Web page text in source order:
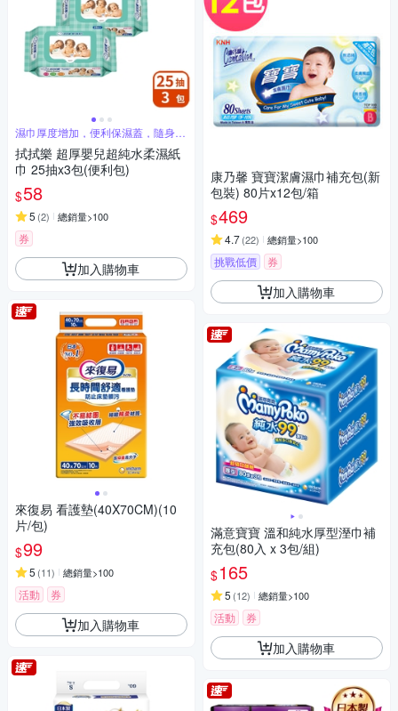
濕巾厚度增加，便利保濕蓋，隨身攜
帶好方便
拭拭樂 超厚嬰兒超純水柔濕紙
巾 25抽x3包(便利包)
$58
5 (2) 總銷量>100
券
加入購物車
來復易 看護墊(40X70CM)(10
片/包)
$99
5 (11) 總銷量>100
活動 券
加入購物車
康乃馨 寶寶潔膚濕巾補充包(新
包裝) 80片x12包/箱
$469
4.7(22) 總銷量>100
挑戰低價 券
加入購物車
滿意寶寶 溫和純水厚型溼巾補
充包(80入 x 3包/組)
$165
5 (12) 總銷量>100
活動 券
加入購物車